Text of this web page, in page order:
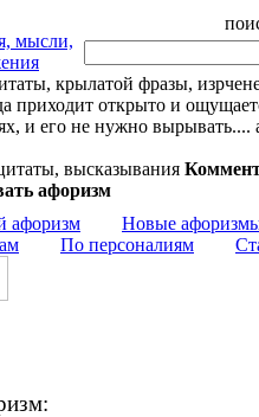
крылатой фразы,
приходит открыто и
и его не нужно вырывать....
афоризм
Новые
По персоналиям